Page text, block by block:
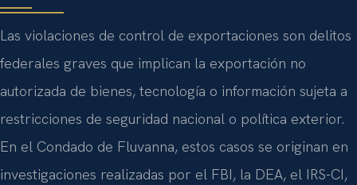
Las violaciones de control de exportaciones son delitos
federales graves que implican la exportación no
autorizada de bienes, tecnología o información sujeta a
restricciones de seguridad nacional o política exterior.
En el Condado de Fluvanna, estos casos se originan en
investigaciones realizadas por el FBI, la DEA, el IRS-CI,